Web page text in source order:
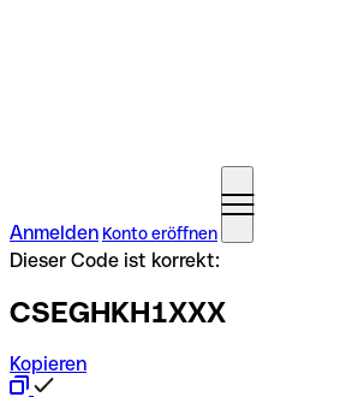
Anmelden Konto eröffnen
Dieser Code ist korrekt:
CSEGHKH1XXX
Kopieren